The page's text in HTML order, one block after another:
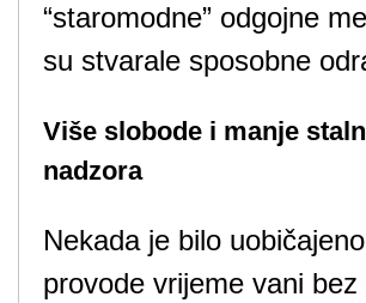
“staromodne” odgojne
su stvarale sposobne
Više slobode i manje
nadzora
Nekada je bilo
provode vrijeme vani bez